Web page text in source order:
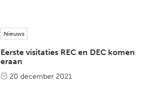
Nieuws
Eerste visitaties REC en DEC komen
eraan
20 december 2021